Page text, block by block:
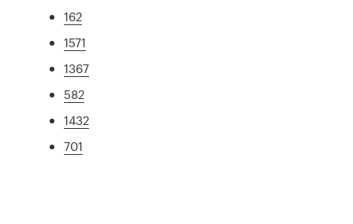
162
1571
1367
582
1432
701